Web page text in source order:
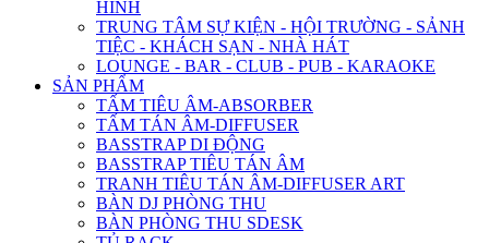
HÌNH
TRUNG TÂM SỰ KIỆN - HỘI TRƯỜNG - SẢNH
TIỆC - KHÁCH SẠN - NHÀ HÁT
LOUNGE - BAR - CLUB - PUB - KARAOKE
SẢN PHẨM
TẤM TIÊU ÂM-ABSORBER
TẤM TÁN ÂM-DIFFUSER
BASSTRAP DI ĐỘNG
BASSTRAP TIÊU TÁN ÂM
TRANH TIÊU TÁN ÂM-DIFFUSER ART
BÀN DJ PHÒNG THU
BÀN PHÒNG THU SDESK